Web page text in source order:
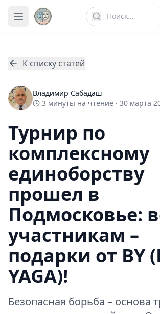
К списку статей
Владимир Сабадаш
3 минуты на чтение · 30 марта
Турнир по
комплексному
единоборству
прошел в
Подмосковье:
участникам –
подарки от BY
YAGA)!
Безопасная борьба – основа